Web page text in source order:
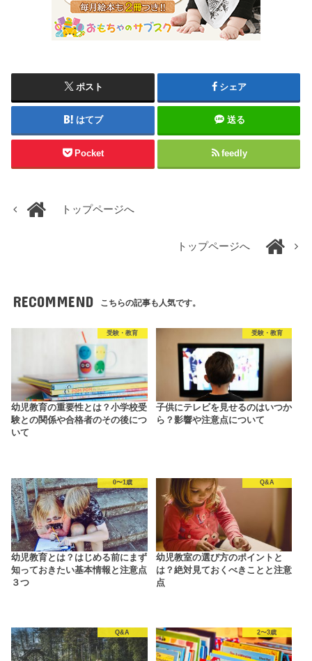
ポスト シェア
はてブ 送る
Pocket feedly
トップページへ
トップページへ
RECOMMEND こちらの記事も人気です。
受験・教育
幼児教育の重要性とは？小学校受
験との関係や合格者のその後につ
いて
受験・教育
子供にテレビを見せるのはいつか
ら？影響や注意点について
0〜1歳
幼児教育とは？はじめる前にまず
知っておきたい基本情報と注意点
３つ
Q&A
幼児教室の選び方のポイントと
は？絶対見ておくべきことと注意
点
Q&A 2〜3歳